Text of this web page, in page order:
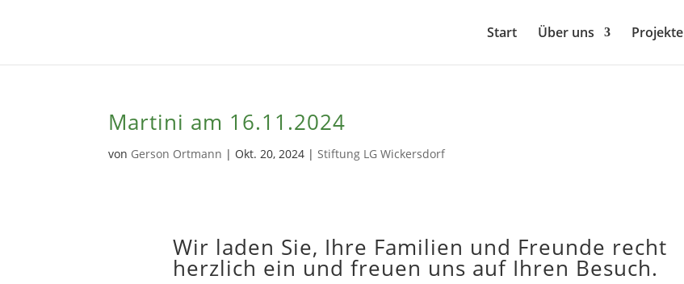
Start Über uns Projekte
Martini am 16.11.2024
von Gerson Ortmann | Okt. 20, 2024 |Stiftung LG Wickersdorf
Wir laden Sie, Ihre Familien und Freunde recht
herzlich ein und freuen uns auf Ihren Besuch.